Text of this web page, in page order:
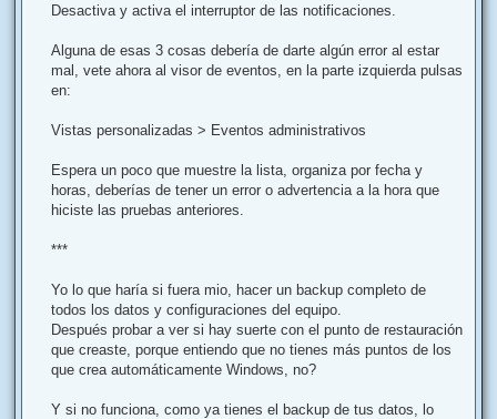
Desactiva y activa el interruptor de las notificaciones.
Alguna de esas 3 cosas debería de darte algún error al estar
mal, vete ahora al visor de eventos, en la parte izquierda pulsas
en:
Vistas personalizadas > Eventos administrativos
Espera un poco que muestre la lista, organiza por fecha y
horas, deberías de tener un error o advertencia a la hora que
hiciste las pruebas anteriores.
***
Yo lo que haría si fuera mio, hacer un backup completo de
todos los datos y configuraciones del equipo.
Después probar a ver si hay suerte con el punto de restauración
que creaste, porque entiendo que no tienes más puntos de los
que crea automáticamente Windows, no?
Y si no funciona, como ya tienes el backup de tus datos, lo